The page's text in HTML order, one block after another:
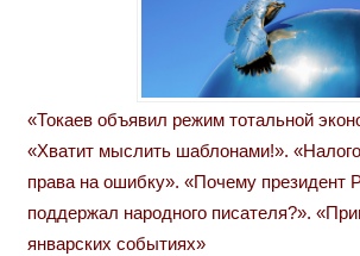
«Токаев объявил режим тотальной
«Хватит мыслить шаблонами!».
права на ошибку». «Почему президент
поддержал народного писателя?».
январских событиях»